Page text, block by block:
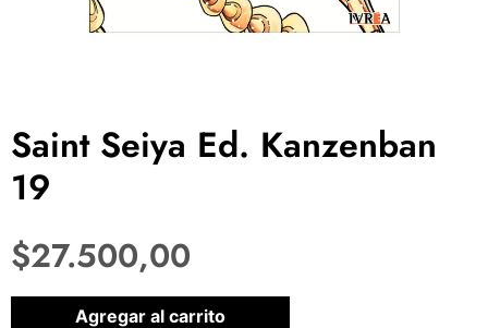
Saint Seiya Ed. Kanzenban
19
$27.500,00
1 disponibles
Agregar al carrito